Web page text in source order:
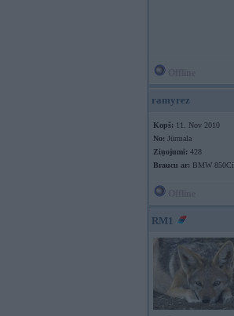
ramyrez
Kopš: 11. Nov 2010
No: Jūrmala
Ziņojumi: 428
Braucu ar: BMW 850Ci
RM1